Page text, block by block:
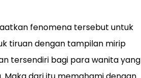
fenomena tersebut untuk
tiruan dengan tampilan mirip
tersendiri bagi para wanita yang